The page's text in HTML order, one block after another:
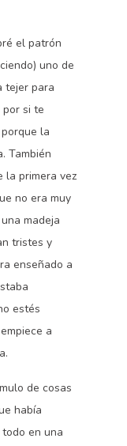
el patrón
uno de
tejer para
por si te
la
También
la primera vez
no era muy
madeja
tristes y
enseñado a
estés
a
de cosas
había
en una